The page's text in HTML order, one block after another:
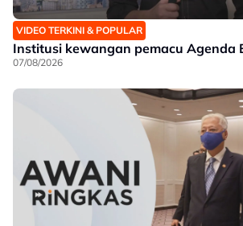
VIDEO TERKINI & POPULAR
Institusi kewangan pemacu Agenda
07/08/2026